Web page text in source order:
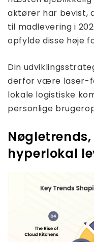
aktører har bevist,
til madlevering i
opfylde disse høje
Din
derfor være laser-
lokale logistiske
personlige
hyperlokal